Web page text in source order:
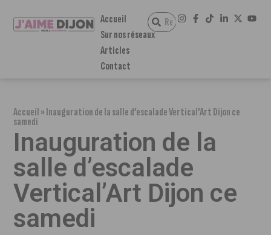
Accueil
Sur nos réseaux
Articles
Contact
Accueil»Inauguration de la salle d’escalade Vertical’Art Dijon ce
samedi
Inauguration de la
salle d’escalade
Vertical’Art Dijon ce
samedi